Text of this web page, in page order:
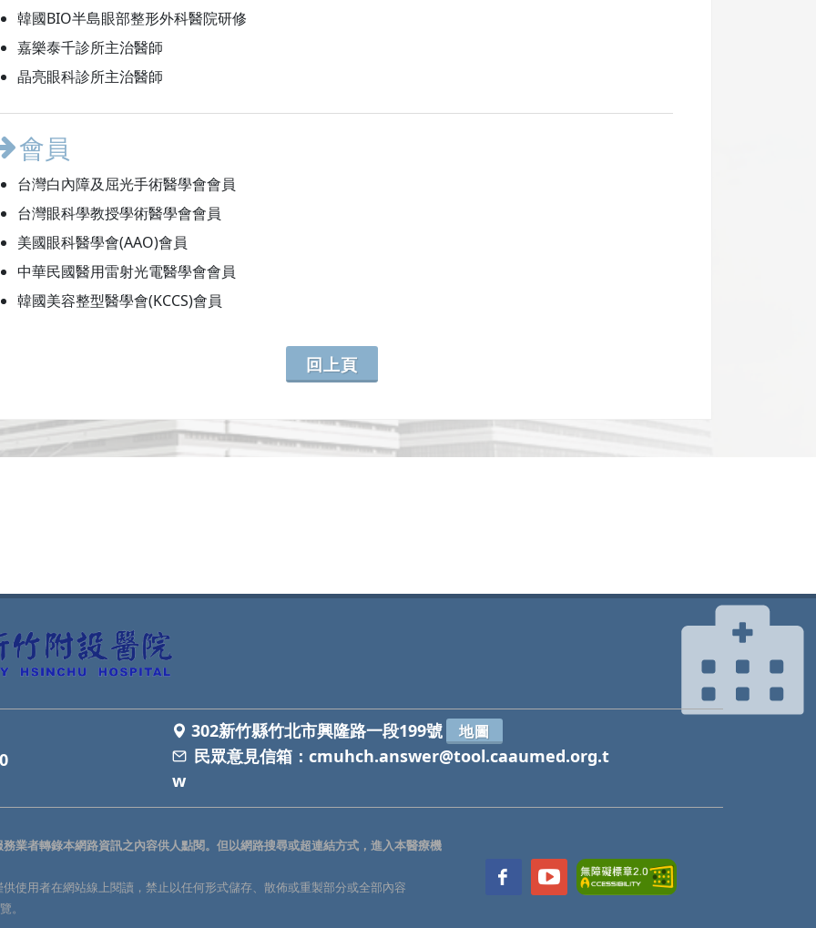
韓國BIO半島眼部整形外科醫院研修
嘉樂泰千診所主治醫師
晶亮眼科診所主治醫師
會員
台灣白內障及屈光手術醫學會會員
台灣眼科學教授學術醫學會會員
美國眼科醫學會(AAO)會員
中華民國醫用雷射光電醫學會會員
韓國美容整型醫學會(KCCS)會員
回上頁
302新竹縣竹北市興隆路一段199號 地圖
民眾意見信箱： cmuhch.answer@tool.caaumed.org.t
w
業者轉錄本網路資訊之內容供人點閱。但以網路搜尋或超連結方式，進入本醫療機
使用者在網站線上閱讀，禁止以任何形式儲存、散佈或重製部分或全部內容
。